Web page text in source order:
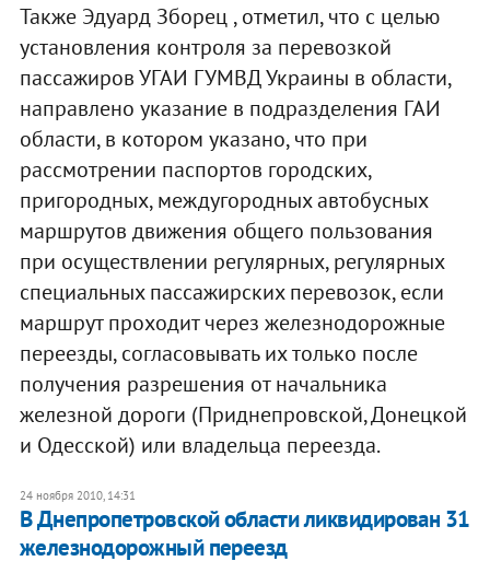
Также Эдуард Зборец , отметил, что с целью
установления контроля за перевозкой
пассажиров УГАИ ГУМВД Украины в области,
направлено указание в подразделения ГАИ
области, в котором указано, что при
рассмотрении паспортов городских,
пригородных, междугородных автобусных
маршрутов движения общего пользования
при осуществлении регулярных, регулярных
специальных пассажирских перевозок, если
маршрут проходит через железнодорожные
переезды, согласовывать их только после
получения разрешения от начальника
железной дороги (Приднепровской, Донецкой
и Одесской) или владельца переезда.
24 ноября 2010, 14:31
В Днепропетровской области ликвидирован 31
железнодорожный переезд